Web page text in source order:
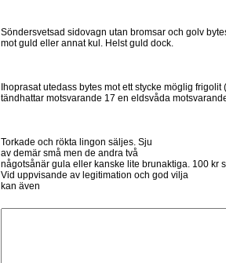
Söndersvetsad sidovagn utan bromsar och golv
mot guld eller annat kul. Helst guld dock.
Ihoprasat utedass bytes mot ett stycke möglig frigolit
tändhattar motsvarande 17 en eldsvåda
Torkade och rökta lingon säljes. Sju
av demär små men de andra två
någotsånär gula eller kanske lite brunaktiga. 100 kr
Vid uppvisande av legitimation och god vilja
kan även